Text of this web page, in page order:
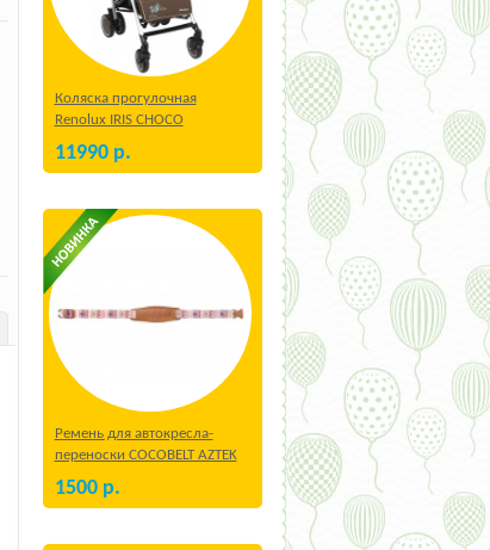
Коляска прогулочная
Renolux IRIS CHOCO
11990 р.
Ремень для автокресла-
переноски COCOBELT AZTEK
1500 р.